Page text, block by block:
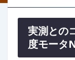
実測との
度モータ